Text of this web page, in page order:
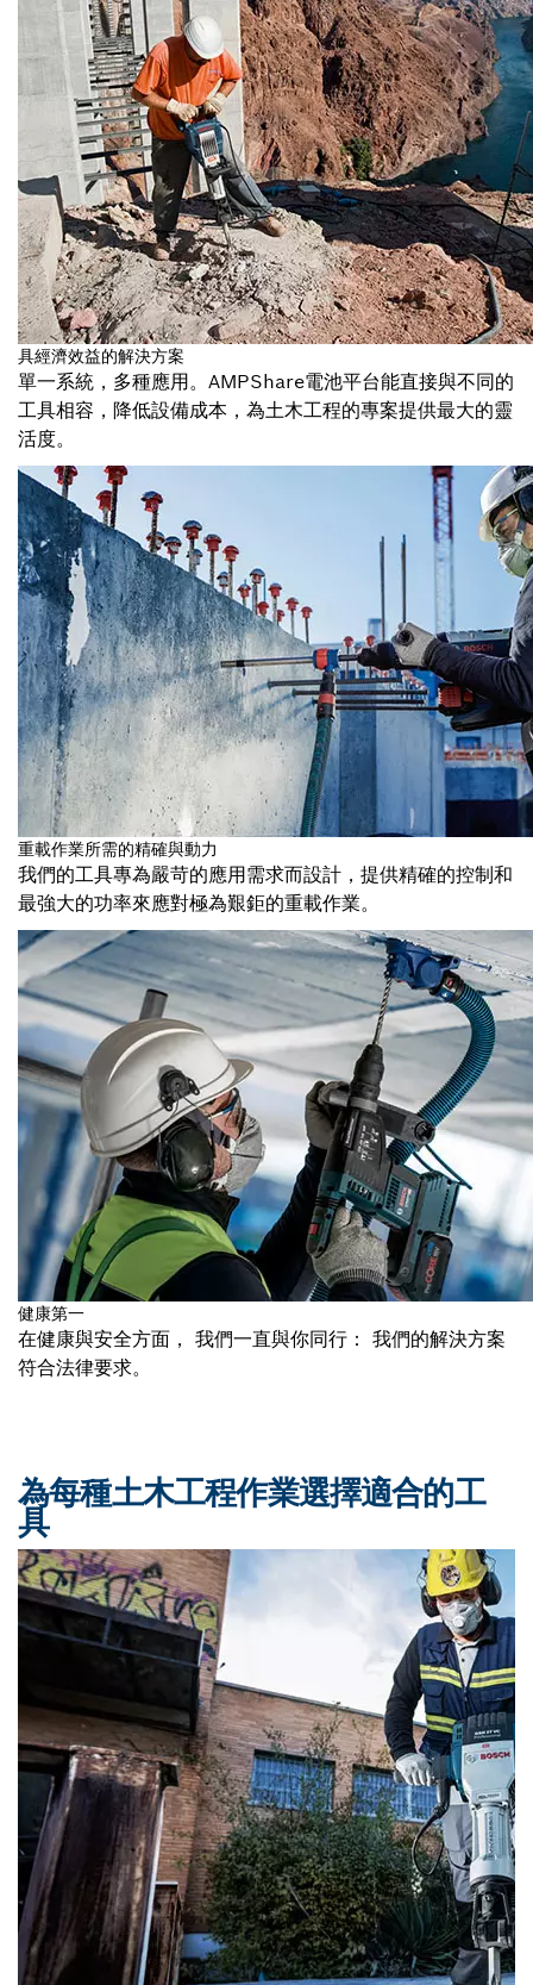
具經濟效益的解決方案
單一系統，多種應用。AMPShare電池平台能直接與不同的
工具相容，降低設備成本，為土木工程的專案提供最大的靈
活度。
重載作業所需的精確與動力
我們的工具專為嚴苛的應用需求而設計，提供精確的控制和
最強大的功率來應對極為艱鉅的重載作業。
健康第一
在健康與安全方面， 我們一直與你同行： 我們的解決方案
符合法律要求。
為每種土木工程作業選擇適合的工
具